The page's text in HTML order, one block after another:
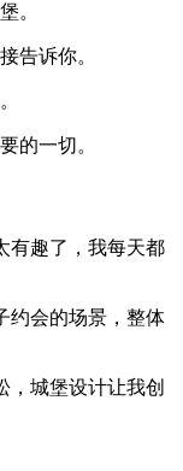
。
告诉你。
的一切。
有趣了，我每天都
约会的场景，整体
，城堡设计让我创